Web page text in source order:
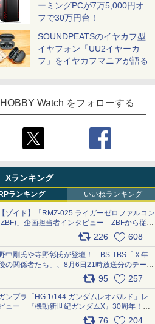
ーミングPCが7万5,000円オ
フで30万円台！
SOUNDPEATSのイヤカフ型
イヤフォン「UU2イヤーカ
フ」をイヤカフマニアが語る
HOBBY Watch をフォローする
Xランキング
ランキング いいねランキング
ゾイド】「RMZ-025 ライガーゼロファルコン
」企画担当者インタビュー ZBFから従来
ザインまで再現可能なボリューム満点のキッ
ト pic.x.com/6zOqQAQKkX
226 608
中剛氏や寺野彰氏が登壇！ BS-TBS「Ｘ年
の関係者たち」、8月6日21時放送分のテーマ
は「超合金」！ pic.x.com/uWyt1uyuFm
95 257
ンプラ「HG 1/144 ガンダムレオパルド」レ
ュー 『機動新世紀ガンダムX』30周年！イ
ナーアームガトリングの変形機構まで再現し
76 204